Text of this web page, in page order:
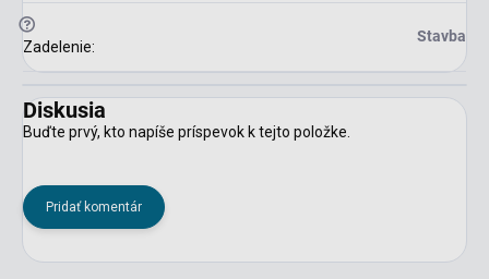
?
Zadelenie:
Stavba
Diskusia
Buďte prvý, kto napíše príspevok k tejto položke.
Pridať komentár